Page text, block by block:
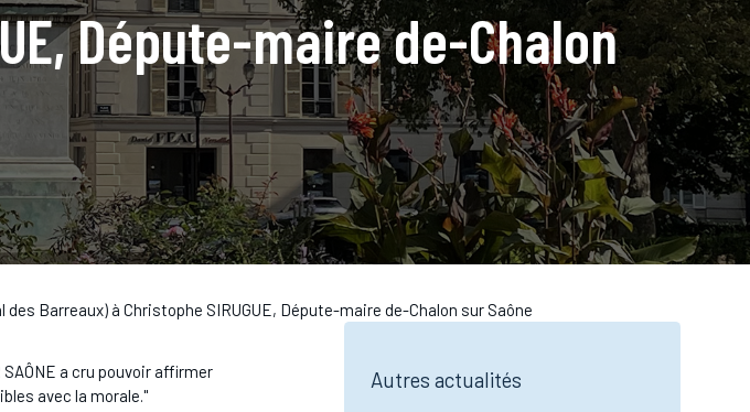
Députe-maire de-Chalon
Barreaux) à Christophe SIRUGUE, Députe-maire de-Chalon sur Saône
a cru pouvoir affirmer
avec la morale."
Autres actualités